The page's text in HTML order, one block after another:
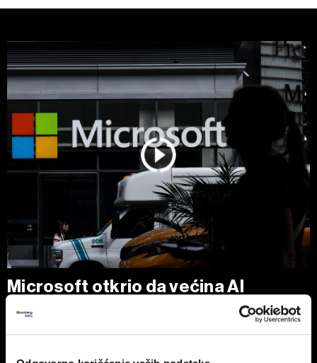
Microsoft otkrio da većina AI
OpenAI je u prethodnoj fiskalnoj godini doneo Microsoftu
24,1 milijardu dolara prihoda, što predstavlja oko 70 odsto